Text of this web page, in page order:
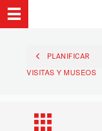
PLANIFICAR
VISITAS Y MUSEOS